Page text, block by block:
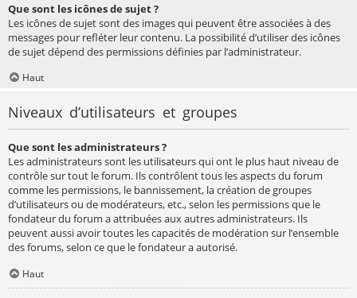
Que sont les icônes de sujet ?
Les icônes de sujet sont des images qui peuvent être associées à des
messages pour refléter leur contenu. La possibilité d’utiliser des icônes
de sujet dépend des permissions définies par l’administrateur.
Haut
Niveaux d’utilisateurs et groupes
Que sont les administrateurs ?
Les administrateurs sont les utilisateurs qui ont le plus haut niveau de
contrôle sur tout le forum. Ils contrôlent tous les aspects du forum
comme les permissions, le bannissement, la création de groupes
d’utilisateurs ou de modérateurs, etc., selon les permissions que le
fondateur du forum a attribuées aux autres administrateurs. Ils
peuvent aussi avoir toutes les capacités de modération sur l’ensemble
des forums, selon ce que le fondateur a autorisé.
Haut